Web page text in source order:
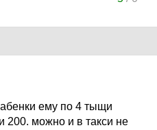
ему по 4 тыщи
200. можно и в такси не